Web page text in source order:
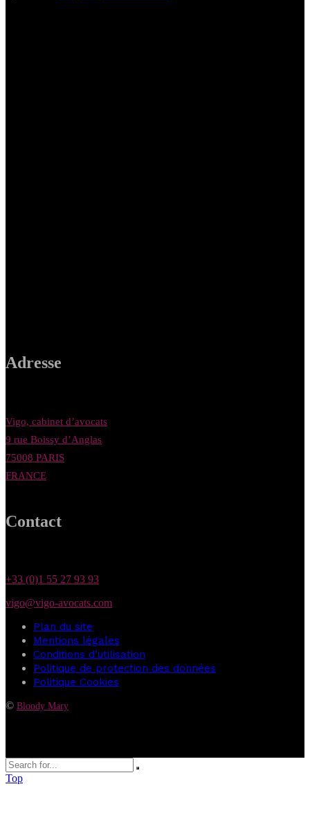
Adresse
Vigo, cabinet d’avocats
9 rue Boissy d’Anglas
75008 PARIS
FRANCE
Contact
+33 (0)1 55 27 93 93
vigo@vigo-avocats.com
Plan du site
Mentions légales
Conditions d’utilisation
Politique de protection des données
Politique Cookies
© Bloody Mary
Top